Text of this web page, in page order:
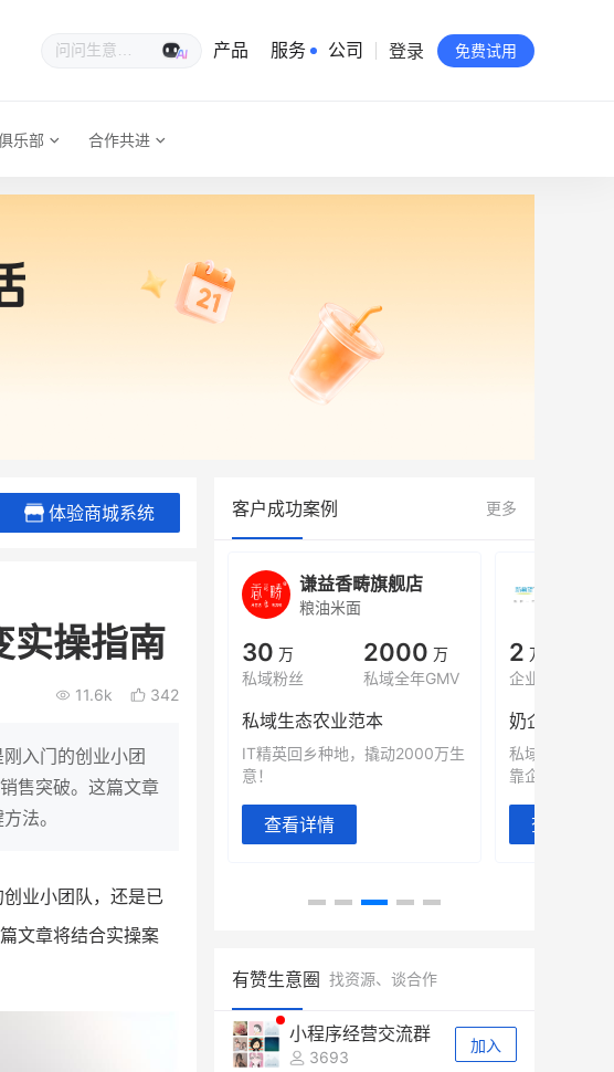
生意专家
产品 服务 公司
有赞公益
站点地图
登录 免费试用
乐部 合作共进
体验商城系统
实操指南
11.6k 342
入门的创业小团
售突破。这篇文章
法。
业小团队，还是已
文章将结合实操案
客户成功案例 更多
万
200
%
女装连锁如何借有赞破局新
？
看详情
谦益香畴旗舰店
粮油米面
30 万
私域粉丝
2000 万
私域全年GMV
私域生态农业范本
IT精英回乡种地，撬动2000万生
意！
查看详情
2 万人
奶企靠企业
私域样本打法
靠企业微信实
查看详情
有赞生意圈 找资源、谈合作
小程序经营交流群
3693
加入